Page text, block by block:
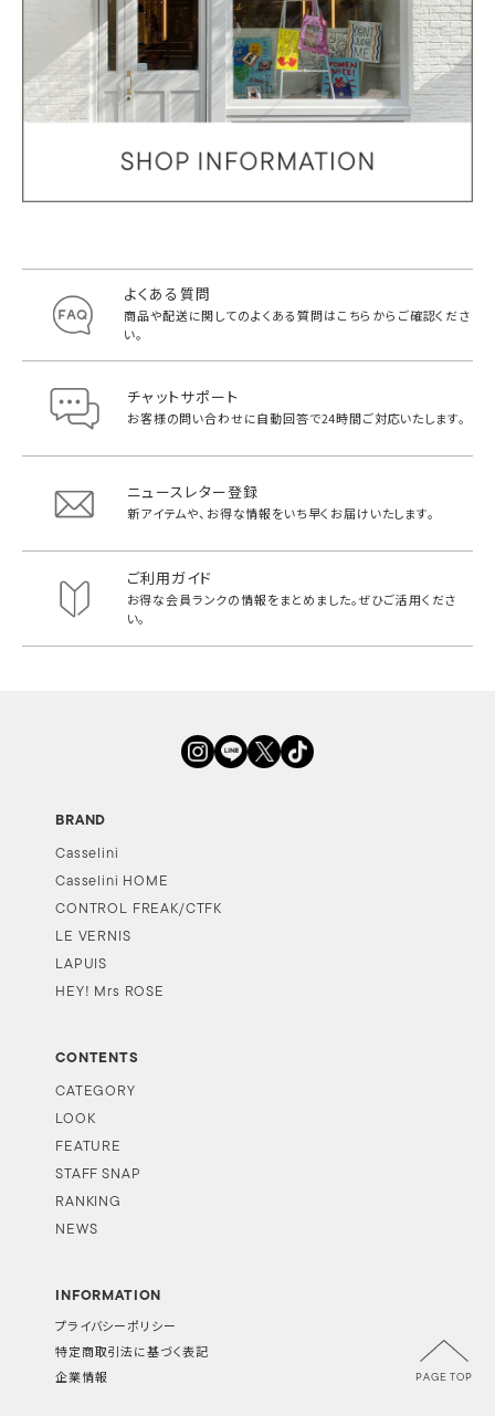
よくある質問
商品や配送に関してのよくある質問はこちらからご確認くださ
い。
チャットサポート
お客様の問い合わせに自動回答で24時間ご対応いたします。
ニュースレター登録
新アイテムや、お得な情報をいち早く お届けいたします。
ご利用ガイド
お得な会員ランクの情報をまとめました。ぜひご活用くださ
い。
BRAND
Casselini
Casselini HOME
CONTROL FREAK/CTFK
LE VERNIS
LAPUIS
HEY! Mrs ROSE
CONTENTS
CATEGORY
LOOK
FEATURE
STAFF SNAP
RANKING
NEWS
INFORMATION
プライバシーポリシー
特定商取引法に基づく表記
企業情報 PAGE TOP